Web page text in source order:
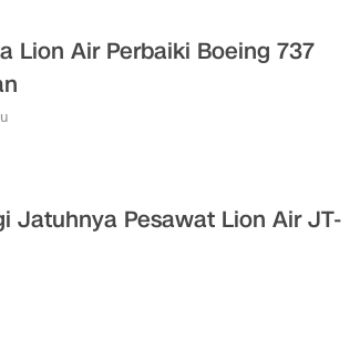
Lion Air Perbaiki Boeing 737
Jatuhnya Pesawat Lion Air JT-